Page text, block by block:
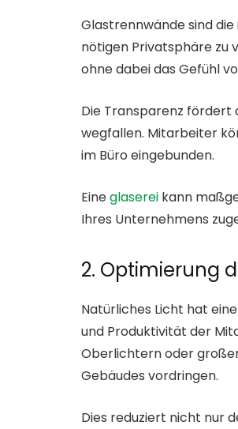
Glastrennwände sind
nötigen Privatsphäre zu
ohne dabei das Gefühl
Die Transparenz fördert
wegfallen. Mitarbeiter
im Büro eingebunden.
Eineglaserei kann
Ihres Unternehmens
2. Optimierung
Natürliches Licht hat
und Produktivität der
Oberlichtern oder
Gebäudes vordringen.
Dies reduziert nicht nur